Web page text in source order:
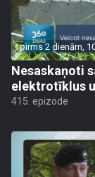
pirms 2 dienām,
Nesaskaņoti
elektrotīklus
415. epizode